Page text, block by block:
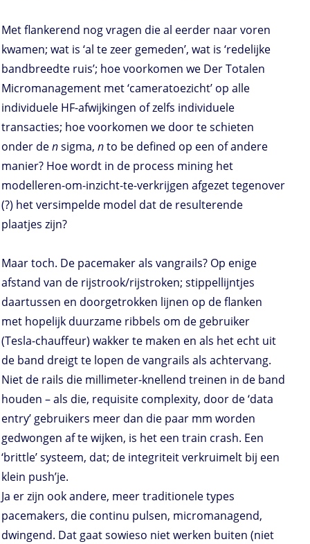
Met flankerend nog vragen die al eerder naar voren
kwamen; wat is ‘al te zeer gemeden’, wat is ‘redelijke
bandbreedte ruis’; hoe voorkomen we Der Totalen
Micromanagement met ‘cameratoezicht’ op alle
individuele HF-afwijkingen of zelfs individuele
transacties; hoe voorkomen we door te schieten
onder densigma, nto be defined op een of andere
manier? Hoe wordt in de process mining het
modelleren-om-inzicht-te-verkrijgen afgezet tegenover
(?) het versimpelde model dat de resulterende
plaatjes zijn?
Maar toch. De pacemaker als vangrails? Op enige
afstand van de rijstrook/rijstroken; stippellijntjes
daartussen en doorgetrokken lijnen op de flanken
met hopelijk duurzame ribbels om de gebruiker
(Tesla-chauffeur) wakker te maken en als het echt uit
de band dreigt te lopen de vangrails als achtervang.
Niet de rails die millimeter-knellend treinen in de band
houden – als die, requisite complexity, door de ‘data
entry’ gebruikers meer dan die paar mm worden
gedwongen af te wijken, is het een train crash. Een
‘brittle’ systeem, dat; de integriteit verkruimelt bij een
klein push’je.
Ja er zijn ook andere, meer traditionele types
pacemakers, die continu pulsen, micromanagend,
dwingend. Dat gaat sowieso niet werken buiten (niet